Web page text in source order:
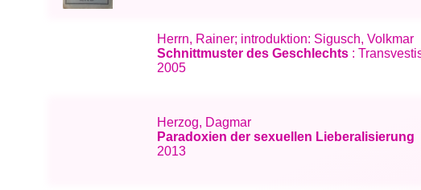
Herrn, Rainer; introduktion: Sigusch, Volkmar
Schnittmuster des Geschlechts :
2005
Herzog, Dagmar
Paradoxien der sexuellen Lieberalisierung
2013